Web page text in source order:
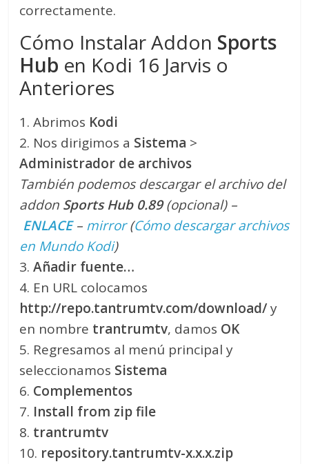
correctamente.
Cómo Instalar Addon Sports
Hub en Kodi 16 Jarvis o
Anteriores
1. Abrimos Kodi
2. Nos dirigimos a Sistema >
Administrador de archivos
También podemos descargar el archivo del
addon Sports Hub 0.89(opcional) –
ENLACE– mirror(Cómo descargar archivos
en Mundo Kodi)
3. Añadir fuente…
4. En URL colocamos
http://repo.tantrumtv.com/download/y
en nombre trantrumtv, damos OK
5. Regresamos al menú principal y
seleccionamos Sistema
6. Complementos
7. Install from zip file
8. trantrumtv
10. repository.tantrumtv-x.x.x.zip